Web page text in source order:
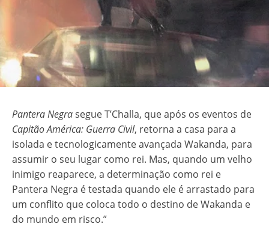
Pantera Negrasegue T’Challa, que após os eventos de
Capitão América: Guerra Civil, retorna a casa para a
isolada e tecnologicamente avançada Wakanda, para
assumir o seu lugar como rei. Mas, quando um velho
inimigo reaparece, a determinação como rei e
Pantera Negra é testada quando ele é arrastado para
um conflito que coloca todo o destino de Wakanda e
do mundo em risco.”